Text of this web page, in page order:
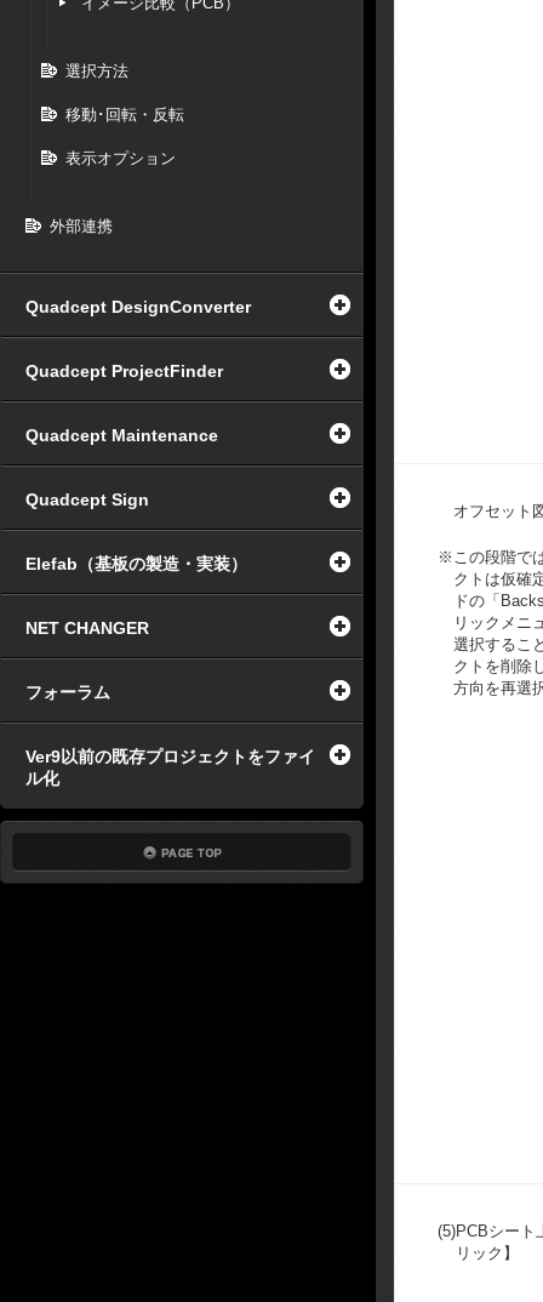
選択方法
移動･回転・反転
表示オプション
外部連携
Quadcept DesignConverter
Quadcept ProjectFinder
Quadcept Maintenance
Quadcept Sign
Elefab（基板の製造・実装）
NET CHANGER
フォーラム
Ver9以前の既存プロジェクトをファイ
ル化
オフセット
※ この段階で
クトは仮確
ドの「
リックメニ
選択するこ
クトを削除
方向を再選
(5)PCBシート
リック】